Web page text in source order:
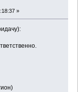
»